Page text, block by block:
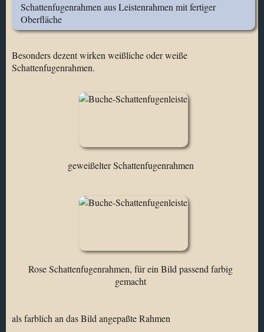
Schattenfugenrahmen aus Leistenrahmen mit fertiger
Oberfläche
Besonders dezent wirken weißliche oder weiße
Schattenfugenrahmen.
geweißelter Schattenfugenrahmen
Rose Schattenfugenrahmen, für ein Bild passend farbig
gemacht
als farblich an das Bild angepaßte Rahmen